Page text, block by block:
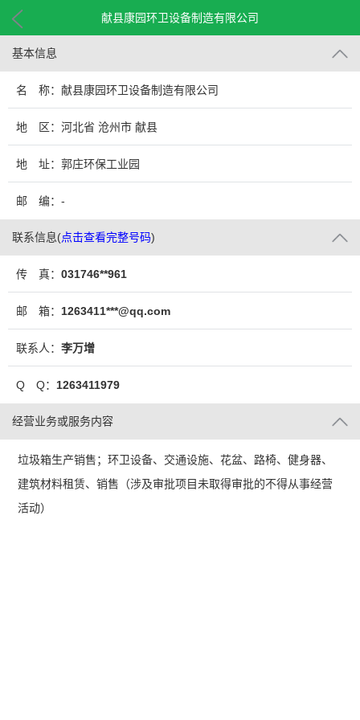
献县康园环卫设备制造有限公司
基本信息
名 称：献县康园环卫设备制造有限公司
地 区：河北省 沧州市 献县
地 址：郭庄环保工业园
邮 编：-
联系信息(点击查看完整号码)
传 真： 031746**961
邮 箱： 1263411***@qq.com
联系人： 李万增
Q Q： 1263411979
经营业务或服务内容
垃圾箱生产销售；环卫设备、交通设施、花盆、路椅、健身器、
建筑材料租赁、销售（涉及审批项目未取得审批的不得从事经营
活动）